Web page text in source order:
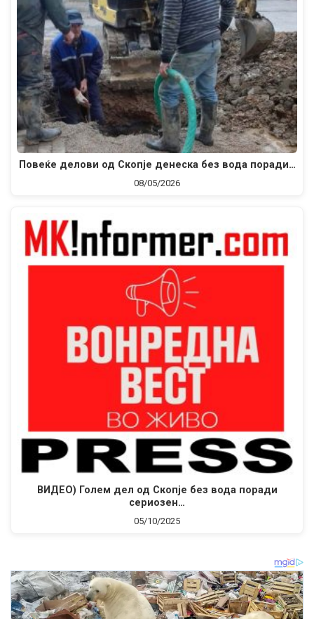
Повеќе делови од Скопје денеска без вода поради…
08/05/2026
ВИДЕО) Голем дел од Скопје без вода поради
сериозен…
05/10/2025